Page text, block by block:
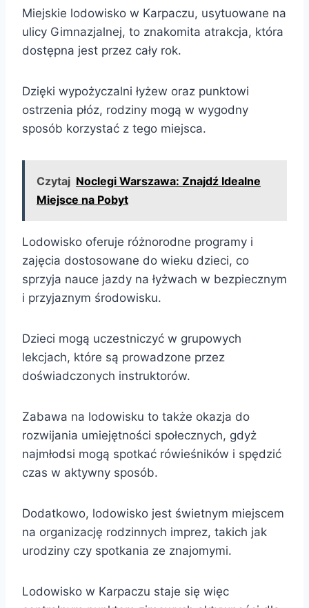
Miejskie lodowisko w Karpaczu, usytuowane na
ulicy Gimnazjalnej, to znakomita atrakcja, która
dostępna jest przez cały rok.
Dzięki wypożyczalni łyżew oraz punktowi
ostrzenia płóz, rodziny mogą w wygodny
sposób korzystać z tego miejsca.
Czytaj Noclegi Warszawa: Znajdź Idealne
Miejsce na Pobyt
Lodowisko oferuje różnorodne programy i
zajęcia dostosowane do wieku dzieci, co
sprzyja nauce jazdy na łyżwach w bezpiecznym
i przyjaznym środowisku.
Dzieci mogą uczestniczyć w grupowych
lekcjach, które są prowadzone przez
doświadczonych instruktorów.
Zabawa na lodowisku to także okazja do
rozwijania umiejętności społecznych, gdyż
najmłodsi mogą spotkać rówieśników i spędzić
czas w aktywny sposób.
Dodatkowo, lodowisko jest świetnym miejscem
na organizację rodzinnych imprez, takich jak
urodziny czy spotkania ze znajomymi.
Lodowisko w Karpaczu staje się więc